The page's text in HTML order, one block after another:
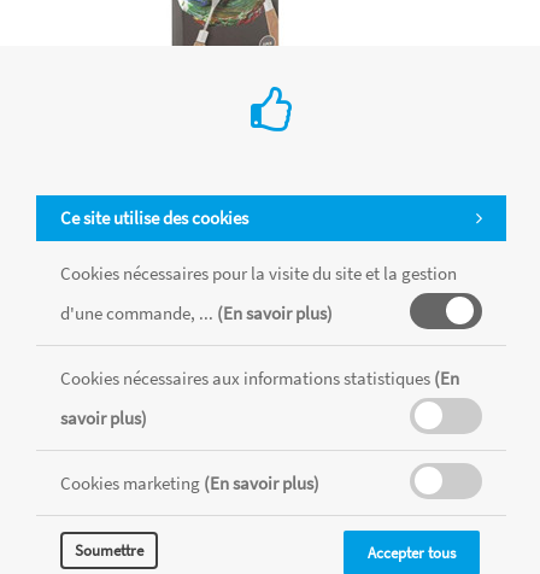
Set de 3 couteaux de peinture
Ajouter au Panier
Ce site utilise des cookies
Cookies nécessaires pour la visite du site et la gestion
d'une commande, ... (En savoir plus)
Cookies nécessaires aux informations statistiques (En
savoir plus)
Cookies marketing (En savoir plus)
Soumettre Accepter tous